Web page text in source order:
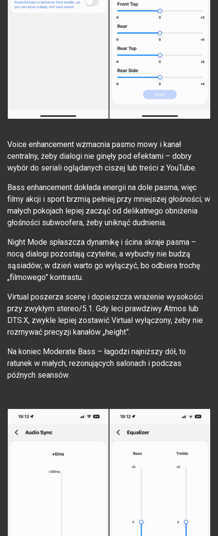
Voice enhancement wzmacnia pasmo mowy i kanał
centralny, żeby dialogi nie ginęły pod efektami – dobry
wybór do seriali oglądanych ciszej lub treści z YouTube.
Bass enhancement dokłada energii na dole pasma, więc
filmy akcji i sport brzmią pełniej przy mniejszej głośności; w
małych pokojach lepiej zacząć od delikatnego obniżenia
głośności subwoofera, żeby uniknąć dudnienia.
Night Mode spłaszcza dynamikę i ścina skraje pasma –
nocą dialogi pozostają czytelne, a wybuchy nie budzą
sąsiadów; w dzień warto go wyłączyć, bo odbiera trochę
„filmowego” kontrastu.
Virtual poszerza scenę i dopieszcza wrażenie wysokości
przy zwykłym stereo/5.1. Gdy leci prawdziwy Atmos lub
DTS:X, zwykle lepiej zostawić Virtual wyłączony, żeby nie
rozmywać precyzji kanałów „height”.
Na koniec Moderate Bass – łagodzi najniższy dół, to
ratunek w małych, rezonujących salonach i podczas
późnych seansów.